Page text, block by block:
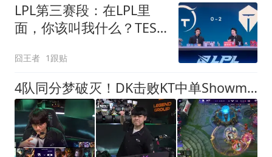
LPL第三赛段：在LPL里
面，你该叫我什么？TES
囧王者 1跟贴
4队同分梦破灭！DK击败KT中单Showmaker做出经典动作